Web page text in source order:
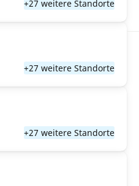
+27 weitere Standorte
+27 weitere Standorte
+27 weitere Standorte